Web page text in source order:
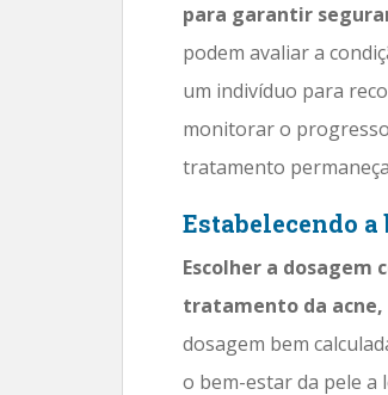
para garantir
podem avaliar a
um indivíduo para
monitorar o
tratamento
Estabelecendo a
Escolher a dosagem
tratamento da acne,
dosagem bem
o bem-estar da pele a